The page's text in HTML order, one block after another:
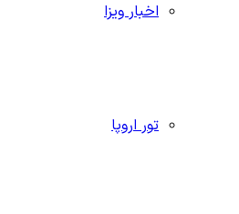
اخبار ویزا
تور اروپا